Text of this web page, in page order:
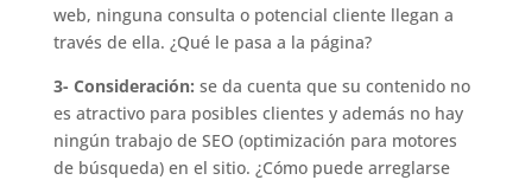
web, ninguna consulta o potencial cliente llegan a
través de ella. ¿Qué le pasa a la página?
3- Consideración: se da cuenta que su contenido no
es atractivo para posibles clientes y además no hay
ningún trabajo de SEO (optimización para motores
de búsqueda) en el sitio. ¿Cómo puede arreglarse